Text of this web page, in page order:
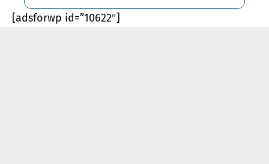
[adsforwp id=”10622″]